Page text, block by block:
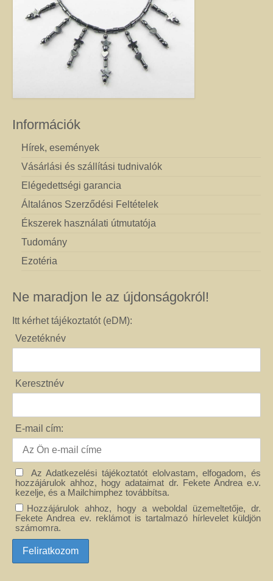
Információk
Hírek, események
Vásárlási és szállítási tudnivalók
Elégedettségi garancia
Általános Szerződési Feltételek
Ékszerek használati útmutatója
Tudomány
Ezotéria
Ne maradjon le az újdonságokról!
Itt kérhet tájékoztatót (eDM):
Vezetéknév
Keresztnév
E-mail cím:
Az Adatkezelési tájékoztatót elolvastam, elfogadom, és
hozzájárulok ahhoz, hogy adataimat dr. Fekete Andrea e.v.
kezelje, és a Mailchimphez továbbítsa.
Hozzájárulok ahhoz, hogy a weboldal üzemeltetője, dr.
Fekete Andrea ev. reklámot is tartalmazó hírlevelet küldjön
számomra.